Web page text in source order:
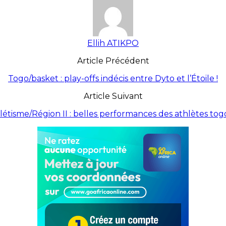
Ellih ATIKPO
Article Précédent
Togo/basket : play-offs indécis entre Dyto et l’Étoile !
Article Suivant
Région II : belles performances des athlètes